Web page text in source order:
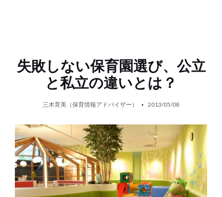
失敗しない保育園選び、公立
と私立の違いとは？
三木育美（保育情報アドバイザー） 2013/05/08